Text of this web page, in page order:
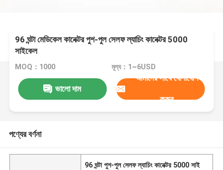
96 ঘন্টা মেডিকেল কানেক্টর পুশ-পুল সেলফ ল্যাচিং কানেক্টর 5000
সাইকেল
MOQ：1000 মূল্য：1~6USD
ভালো দাম
আমাদের সাথে যোগাযোগ
করুন
পণ্যের বর্ণনা
96 ঘন্টা পুশ-পুল সেলফ ল্যাচিং কানেক্টর 5000 সাই